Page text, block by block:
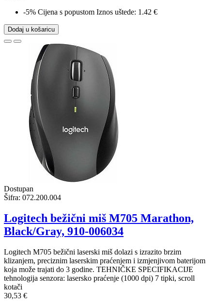
-5% Cijena s popustom Iznos uštede: 1.42 €
Dodaj u košaricu
Dostupan
Šifra: 072.200.004
Logitech bežični miš M705 Marathon,
Black/Gray, 910-006034
Logitech M705 bežični laserski miš dolazi s izrazito brzim
klizanjem, preciznim laserskim praćenjem i izmjenjivom baterijom
koja može trajati do 3 godine. TEHNIČKE SPECIFIKACIJE
tehnologija senzora: lasersko praćenje (1000 dpi) 7 tipki, scroll
kotači
30,53 €